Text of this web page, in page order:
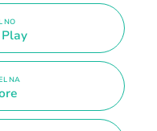
NO
NA